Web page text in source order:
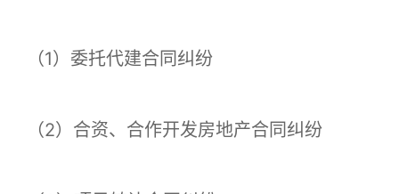
（1）委托代建合同纠纷
（2）合资、合作开发房地产合同纠纷